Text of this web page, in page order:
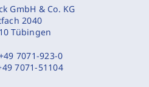
GmbH & Co. KG
2040
Tübingen
7071-923-0
7071-51104